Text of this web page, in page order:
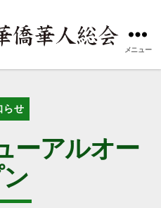
メニュー
カ
テ
リ
ー
らせ
ーアルオー